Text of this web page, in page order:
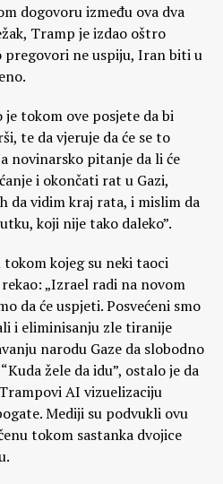
dogovoru između ova dva
Tramp je izdao oštro
pregovori ne uspiju, Iran biti u
je tokom ove posjete da bi
te da vjeruje da će se to
novinarsko pitanje da li će
i okončati rat u Gazi,
da vidim kraj rata, i mislim da
koji nije tako daleko”.
kojeg su neki taoci
„Izrael radi na novom
da će uspjeti. Posvećeni smo
i eliminisanju zle tiranije
narodu Gaze da slobodno
žele da idu”, ostalo je da
AI vizuelizaciju
Mediji su podvukli ovu
tokom sastanka dvojice